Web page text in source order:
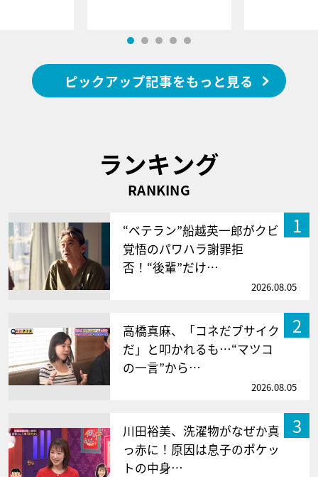
ピックアップ記事をもっと見る
ランキング
RANKING
1
“ベテラン”船越英一郎がクビ
覚悟のパワハラ謝罪拒
否！“後輩”だけ…
2026.08.05
2
高橋真麻、「コネだブサイク
だ」と叩かれるも…“マツコ
の一言”から…
2026.08.05
3
川田裕美、洗濯物がなぜか真
っ赤に！原因は息子のポケッ
トの中身…